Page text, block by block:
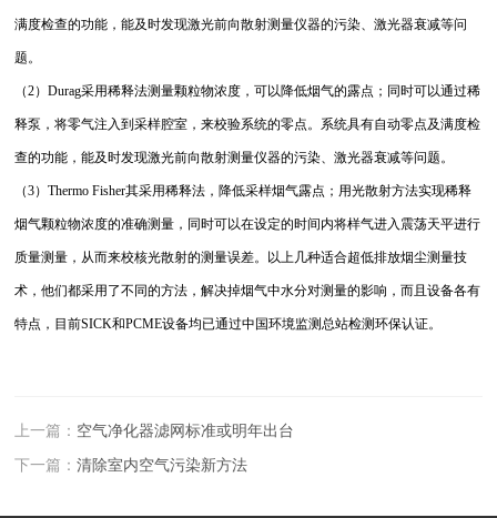
满度检查的功能，能及时发现激光前向散射测量仪器的污染、激光器衰减等问
题。
（2）Durag采用稀释法测量颗粒物浓度，可以降低烟气的露点；同时可以通过稀
释泵，将零气注入到采样腔室，来校验系统的零点。系统具有自动零点及满度检
查的功能，能及时发现激光前向散射测量仪器的污染、激光器衰减等问题。
（3）Thermo Fisher其采用稀释法，降低采样烟气露点；用光散射方法实现稀释
烟气颗粒物浓度的准确测量，同时可以在设定的时间内将样气进入震荡天平进行
质量测量，从而来校核光散射的测量误差。以上几种适合超低排放烟尘测量技
术，他们都采用了不同的方法，解决掉烟气中水分对测量的影响，而且设备各有
特点，目前SICK和PCME设备均已通过中国环境监测总站检测环保认证。
上一篇： 空气净化器滤网标准或明年出台
下一篇：清除室内空气污染新方法